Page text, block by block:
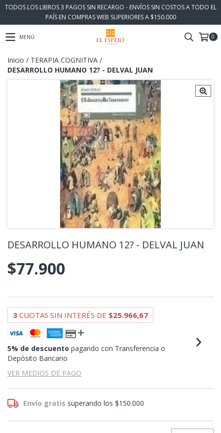
TODOS LOS LIBROS 3 PAGOS SIN RECARGO - ENVÍOS SIN COSTOS A TODO EL
PAÍS EN COMPRAS WEB SUPERIORES A $150.000
MENÚ 0
Inicio / TERAPIA COGNITIVA /
DESARROLLO HUMANO 12? - DELVAL JUAN
DESARROLLO HUMANO 12? - DELVAL JUAN
$77.900
3 CUOTAS SIN INTERÉS DE $25.966,67
5% de descuento pagando con Transferencia o
Depósito Bancario
VER MEDIOS DE PAGO
Envío gratis superando los$150.000